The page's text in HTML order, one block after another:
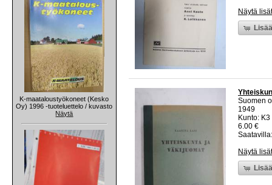
K-maataloustyökoneet (Kesko
Oy) 1996 -tuoteluettelo / kuvasto
Näytä
Näytä
Suomen
1949
Kunto:
6.00 €
Näytä